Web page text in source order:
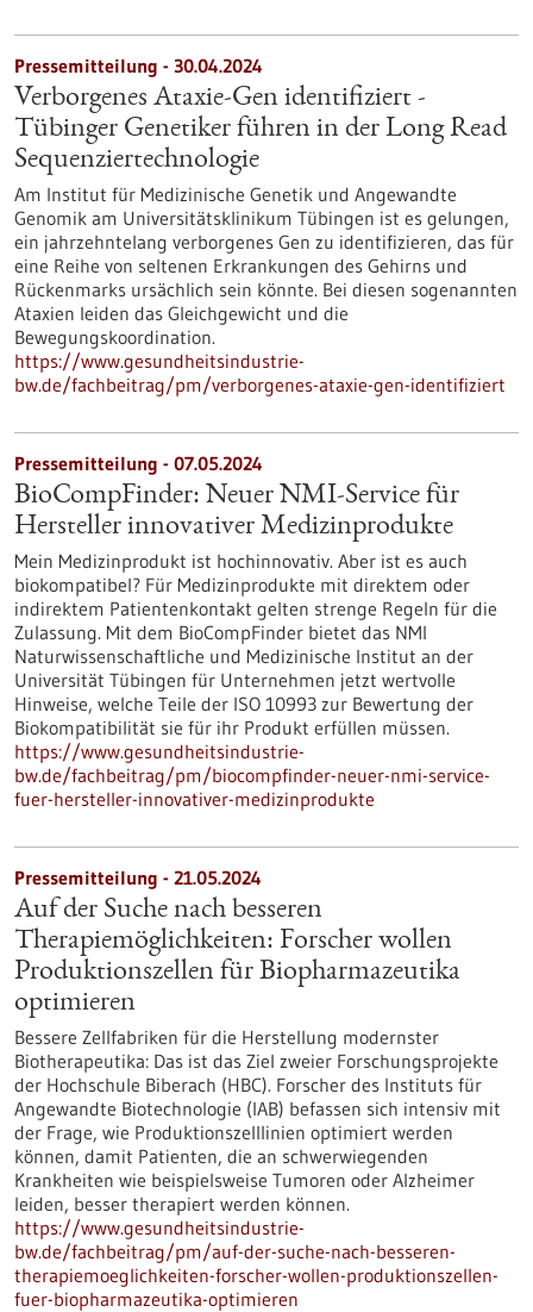
Pressemitteilung - 30.04.2024
Verborgenes Ataxie-Gen identifiziert -
Tübinger Genetiker führen in der Long Read
Sequenziertechnologie
Am Institut für Medizinische Genetik und Angewandte
Genomik am Universitätsklinikum Tübingen ist es gelungen,
ein jahrzehntelang verborgenes Gen zu identifizieren, das für
eine Reihe von seltenen Erkrankungen des Gehirns und
Rückenmarks ursächlich sein könnte. Bei diesen sogenannten
Ataxien leiden das Gleichgewicht und die
Bewegungskoordination.
https://www.gesundheitsindustrie-
bw.de/fachbeitrag/pm/verborgenes-ataxie-gen-identifiziert
Pressemitteilung - 07.05.2024
BioCompFinder: Neuer NMI-Service für
Hersteller innovativer Medizinprodukte
Mein Medizinprodukt ist hochinnovativ. Aber ist es auch
biokompatibel? Für Medizinprodukte mit direktem oder
indirektem Patientenkontakt gelten strenge Regeln für die
Zulassung. Mit dem BioCompFinder bietet das NMI
Naturwissenschaftliche und Medizinische Institut an der
Universität Tübingen für Unternehmen jetzt wertvolle
Hinweise, welche Teile der ISO 10993 zur Bewertung der
Biokompatibilität sie für ihr Produkt erfüllen müssen.
https://www.gesundheitsindustrie-
bw.de/fachbeitrag/pm/biocompfinder-neuer-nmi-service-
fuer-hersteller-innovativer-medizinprodukte
Pressemitteilung - 21.05.2024
Auf der Suche nach besseren
Therapiemöglichkeiten: Forscher wollen
Produktionszellen für Biopharmazeutika
optimieren
Bessere Zellfabriken für die Herstellung modernster
Biotherapeutika: Das ist das Ziel zweier Forschungsprojekte
der Hochschule Biberach (HBC). Forscher des Instituts für
Angewandte Biotechnologie (IAB) befassen sich intensiv mit
der Frage, wie Produktionszelllinien optimiert werden
können, damit Patienten, die an schwerwiegenden
Krankheiten wie beispielsweise Tumoren oder Alzheimer
leiden, besser therapiert werden können.
https://www.gesundheitsindustrie-
bw.de/fachbeitrag/pm/auf-der-suche-nach-besseren-
therapiemoeglichkeiten-forscher-wollen-produktionszellen-
fuer-biopharmazeutika-optimieren